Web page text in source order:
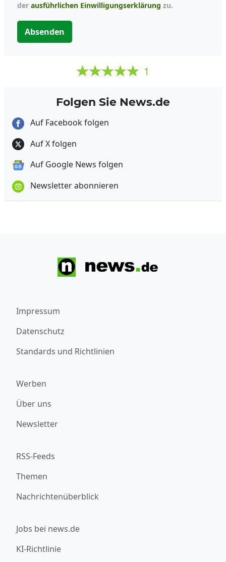
der ausführlichen Einwilligungserklärung zu.
Absenden
1
Folgen Sie News.de
Auf Facebook folgen
Auf X folgen
Auf Google News folgen
Newsletter abonnieren
Impressum
Datenschutz
Standards und Richtlinien
Werben
Über uns
Newsletter
RSS-Feeds
Themen
Nachrichtenüberblick
Jobs bei news.de
KI-Richtlinie